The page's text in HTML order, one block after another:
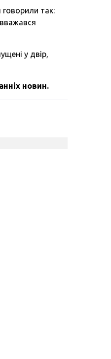
говорили так:
у двір,
новин.